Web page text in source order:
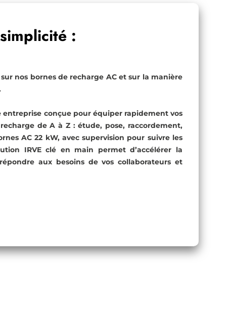
:
nos bornes de recharge AC et sur la manière
entreprise conçue pour équiper rapidement vos
de A à Z : étude, pose, raccordement,
AC 22 kW, avec supervision pour suivre les
IRVE clé en main permet d’accélérer la
aux besoins de vos collaborateurs et